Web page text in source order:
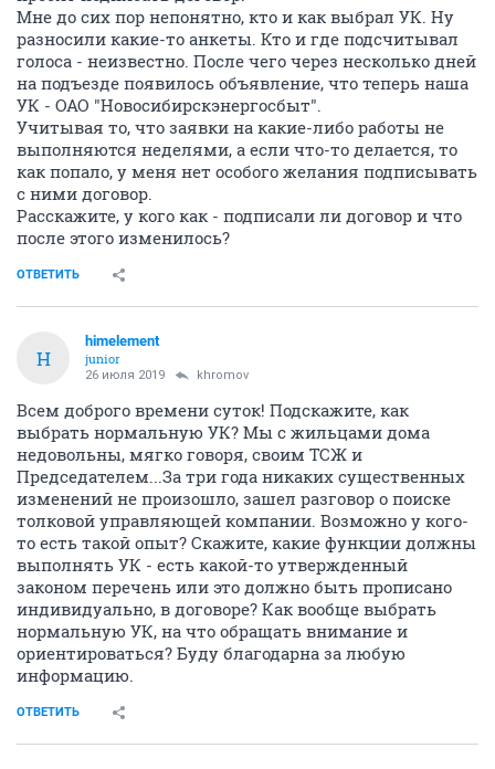
Мне до сих пор непонятно, кто и как выбрал УК. Ну
разносили какие-то анкеты. Кто и где подсчитывал
голоса - неизвестно. После чего через несколько дней
на подъезде появилось объявление, что теперь наша
УК - ОАО "Новосибирскэнергосбыт".
Учитывая то, что заявки на какие-либо работы не
выполняются неделями, а если что-то делается, то
как попало, у меня нет особого желания подписывать
с ними договор.
Расскажите, у кого как - подписали ли договор и что
после этого изменилось?
ОТВЕТИТЬ
H
himelement
junior
26 июля 2019 khromov
Всем доброго времени суток! Подскажите, как
выбрать нормальную УК? Мы с жильцами дома
недовольны, мягко говоря, своим ТСЖ и
Председателем...За три года никаких существенных
изменений не произошло, зашел разговор о поиске
толковой управляющей компании. Возможно у кого-
то есть такой опыт? Скажите, какие функции должны
выполнять УК - есть какой-то утвержденный
законом перечень или это должно быть прописано
индивидуально, в договоре? Как вообще выбрать
нормальную УК, на что обращать внимание и
ориентироваться? Буду благодарна за любую
информацию.
ОТВЕТИТЬ